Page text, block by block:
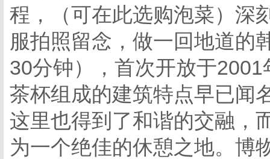
程，（可在此选购泡菜）深
服拍照留念，做一回地道的
30分钟），首次开放于
茶杯组成的建筑特点早已闻
这里也得到了和谐的交融，
为一个绝佳的休憩之地。博